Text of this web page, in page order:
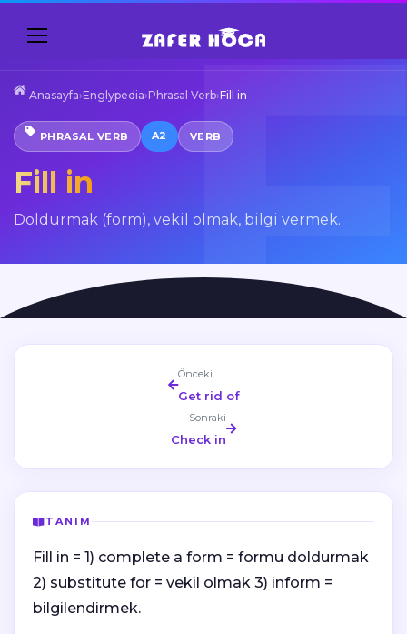
Anasayfa›Englypedia›Phrasal Verb›Fill in
PHRASAL VERB A2 VERB
Fill in
Doldurmak (form), vekil olmak, bilgi vermek.
Önceki
Get rid of
Sonraki
Check in
TANIM
Fill in = 1) complete a form = formu doldurmak
2) substitute for = vekil olmak 3) inform =
bilgilendirmek.